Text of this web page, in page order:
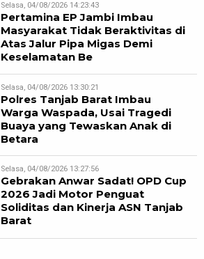
Selasa, 04/08/2026 14:23:43
Pertamina EP Jambi Imbau
Masyarakat Tidak Beraktivitas di
Atas Jalur Pipa Migas Demi
Keselamatan Be
Selasa, 04/08/2026 13:30:21
Polres Tanjab Barat Imbau
Warga Waspada, Usai Tragedi
Buaya yang Tewaskan Anak di
Betara
Selasa, 04/08/2026 13:27:56
Gebrakan Anwar Sadat! OPD Cup
2026 Jadi Motor Penguat
Soliditas dan Kinerja ASN Tanjab
Barat